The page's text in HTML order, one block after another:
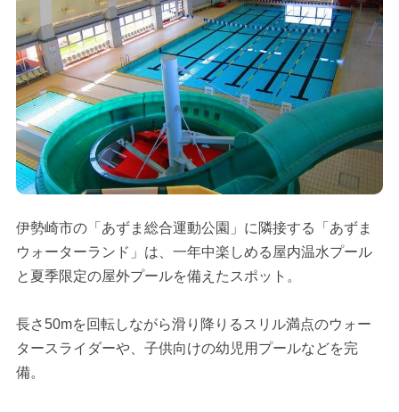
伊勢崎市の「あずま総合運動公園」に隣接する「あずま
ウォーターランド」は、一年中楽しめる屋内温水プール
と夏季限定の屋外プールを備えたスポット。
長さ50mを回転しながら滑り降りるスリル満点のウォー
タースライダーや、子供向けの幼児用プールなどを完
備。